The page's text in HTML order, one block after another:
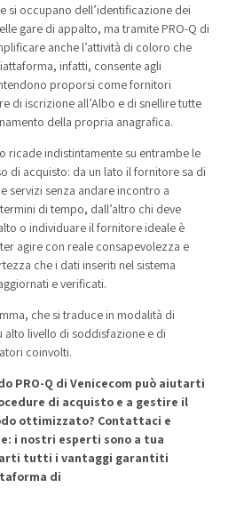
si occupano dell’identificazione dei
gare di appalto, ma tramite PRO-Q di
anche l’attività di coloro che
infatti, consente agli
proporsi come fornitori
di iscrizione all’Albo e di snellire tutte
della propria anagrafica.
ricade indistintamente su entrambe le
di acquisto: da un lato il fornitore sa di
servizi senza andare incontro a
di tempo, dall’altro chi deve
o individuare il fornitore ideale è
agire con reale consapevolezza e
che i dati inseriti nel sistema
e verificati.
che si traduce in modalità di
alto livello di soddisfazione e di
coinvolti.
PRO-Q di Venicecom può aiutarti
di acquisto e a gestire il
ottimizzato? Contattaci e
i nostri esperti sono a tua
tutti i vantaggi garantiti
di